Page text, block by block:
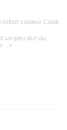
robot cuiseur Cook
un peu dur au
...»